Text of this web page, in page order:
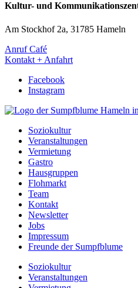
Kultur- und
Am Stockhof 2a, 31785 Hameln
Anruf Café
Kontakt + Anfahrt
Facebook
Instagram
Soziokultur
Veranstaltungen
Vermietung
Gastro
Hausgruppen
Flohmarkt
Team
Kontakt
Newsletter
Jobs
Impressum
Freunde der Sumpfblume
Soziokultur
Veranstaltungen